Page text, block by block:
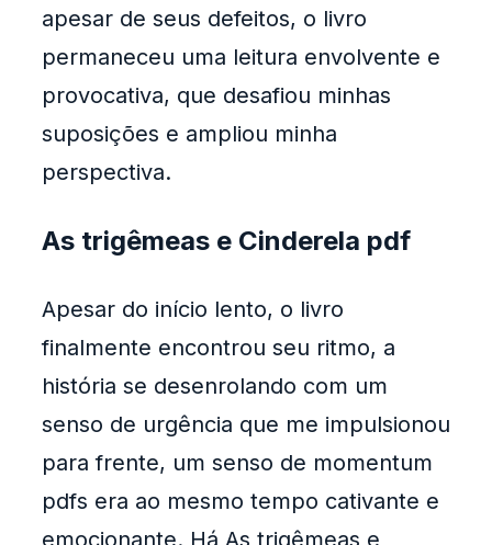
apesar de seus defeitos, o livro
permaneceu uma leitura envolvente e
provocativa, que desafiou minhas
suposições e ampliou minha
perspectiva.
As trigêmeas e Cinderela pdf
Apesar do início lento, o livro
finalmente encontrou seu ritmo, a
história se desenrolando com um
senso de urgência que me impulsionou
para frente, um senso de momentum
pdfs era ao mesmo tempo cativante e